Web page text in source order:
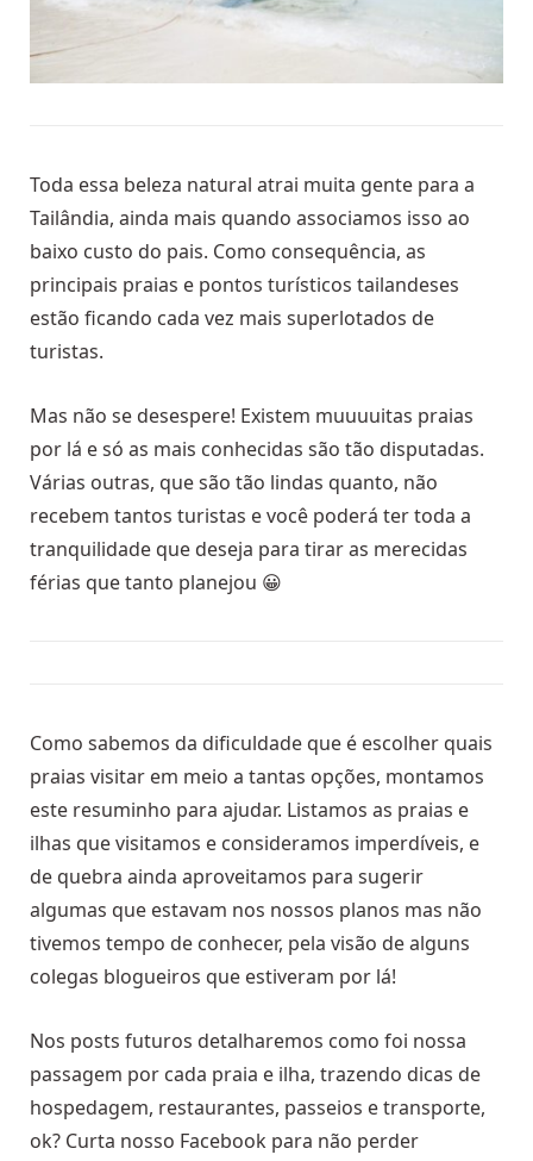
Toda essa beleza natural atrai muita gente para a
Tailândia, ainda mais quando associamos isso ao
baixo custo do pais. Como consequência, as
principais praias e pontos turísticos tailandeses
estão ficando cada vez mais superlotados de
turistas.
Mas não se desespere! Existem muuuuitas praias
por lá e só as mais conhecidas são tão disputadas.
Várias outras, que são tão lindas quanto, não
recebem tantos turistas e você poderá ter toda a
tranquilidade que deseja para tirar as merecidas
férias que tanto planejou 😀
Como sabemos da dificuldade que é escolher quais
praias visitar em meio a tantas opções, montamos
este resuminho para ajudar. Listamos as praias e
ilhas que visitamos e consideramos imperdíveis, e
de quebra ainda aproveitamos para sugerir
algumas que estavam nos nossos planos mas não
tivemos tempo de conhecer, pela visão de alguns
colegas blogueiros que estiveram por lá!
Nos posts futuros detalharemos como foi nossa
passagem por cada praia e ilha, trazendo dicas de
hospedagem, restaurantes, passeios e transporte,
ok? Curta nosso Facebook para não perder